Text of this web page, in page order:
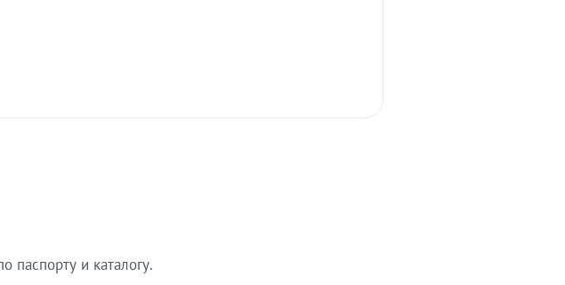
паспорту и каталогу.